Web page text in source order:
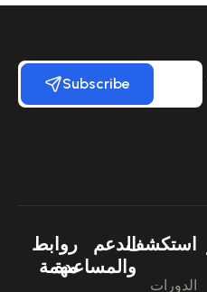
Subscribe
استكشف
الدورات
الدعم
والمساعدة
روابط
مهمة